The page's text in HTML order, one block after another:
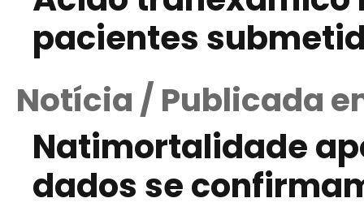
pacientes
Notícia / Publicada
Natimortalidade
dados se